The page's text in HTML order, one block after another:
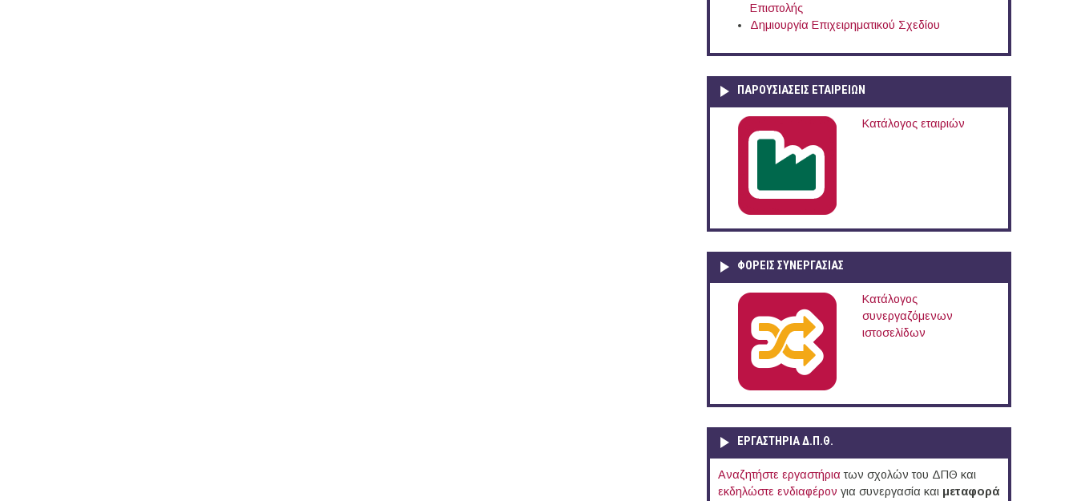
Επιστολής
Δημιουργία Επιχειρηματικού Σχεδίου
ΠΑΡΟΥΣΙΆΣΕΙΣ ΕΤΑΙΡΕΙΏΝ
Κατάλογος εταιριών
ΦΟΡΕΙΣ ΣΥΝΕΡΓΑΣΙΑΣ
Κατάλογος
συνεργαζόμενων
ιστοσελίδων
ΕΡΓΑΣΤΗΡΙΑ Δ.Π.Θ.
Αναζητήστε εργαστήρια των σχολών του ΔΠΘ και
εκδηλώστε ενδιαφέρον για συνεργασία και μεταφορά